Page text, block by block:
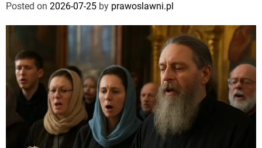
Posted on 2026-07-25 by prawoslawni.pl